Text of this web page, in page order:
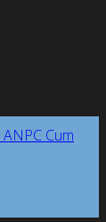
ANPC Cum